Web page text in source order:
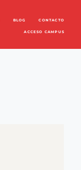
BLOG CONTACTO
ACCESO CAMPUS